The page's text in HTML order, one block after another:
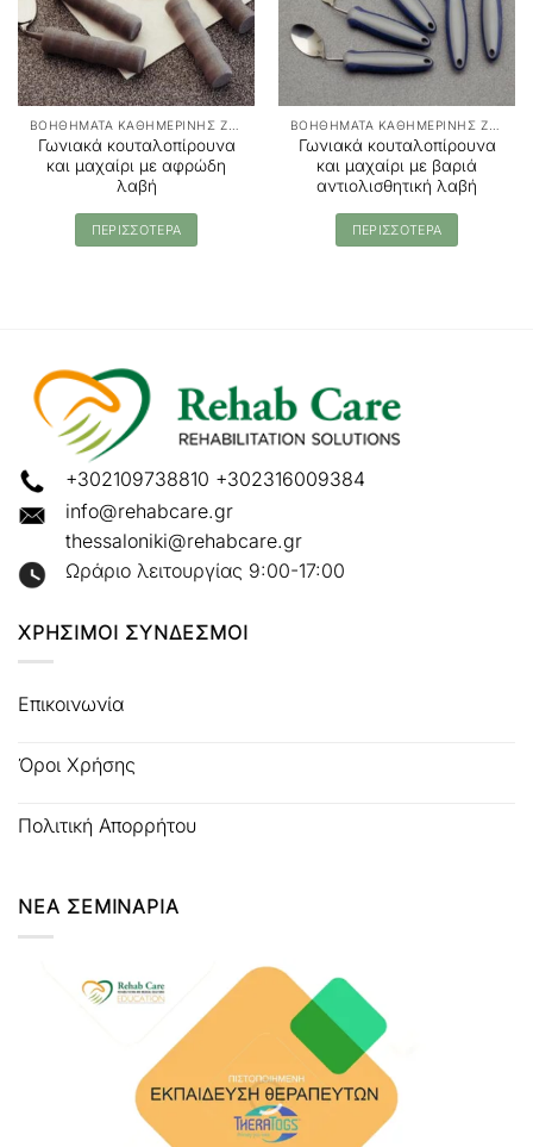
Γωνιακά κουταλοπίρουνα
και μαχαίρι με αφρώδη
λαβή
ΠΕΡΙΣΣΟΤΕΡΑ
Γωνιακά κουταλοπίρουνα
και μαχαίρι με βαριά
αντιολισθητική λαβή
ΠΕΡΙΣΣΟΤΕΡΑ
+302109738810 +302316009384
info@rehabcare.gr
thessaloniki@rehabcare.gr
Ωράριο λειτουργίας 9:00-17:00
ΧΡΗΣΙΜΟΙ ΣΥΝΔΕΣΜΟΙ
Επικοινωνία
Όροι Χρήσης
Πολιτική Απορρήτου
ΝΕΑ ΣΕΜΙΝΑΡΙΑ